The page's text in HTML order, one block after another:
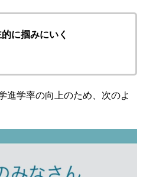
に掴みにいく
進学率の向上のため、次のよ